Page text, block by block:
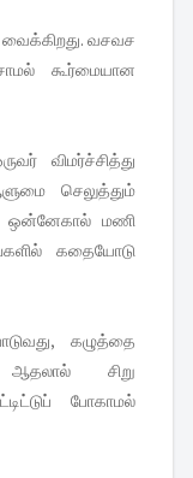
வசவச
கூர்மையான
விமர்ச்சித்து
செலுத்தும்
ஒன்னேகால் மணி
கதையோடு
கழுத்தை
ஆதலால் சிறு
போகாமல்